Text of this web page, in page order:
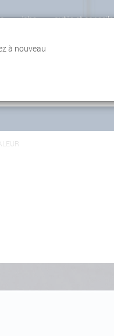
jobs outils et conseils
à nouveau